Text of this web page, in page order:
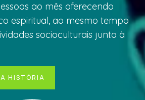
ao mês oferecendo
espiritual, ao mesmo tempo
socioculturais junto à
HISTÓRIA